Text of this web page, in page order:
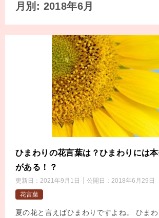
月別: 2018年6月
ひまわりの花言葉は？ひまわりには
がある！？
更新日： 2021年9月1日 公開日： 2018年6月29日
花言葉
夏の花と言えばひまわりですよね。 ひま